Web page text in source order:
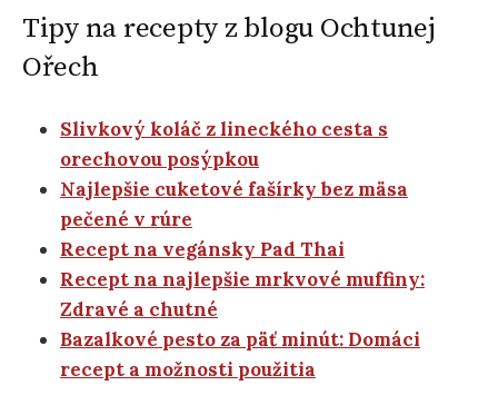
Tipy na recepty z blogu Ochtunej
Ořech
Slivkový koláč z lineckého cesta s
orechovou posýpkou
Najlepšie cuketové fašírky bez mäsa
pečené v rúre
Recept na vegánsky Pad Thai
Recept na najlepšie mrkvové muffiny:
Zdravé a chutné
Bazalkové pesto za päť minút: Domáci
recept a možnosti použitia